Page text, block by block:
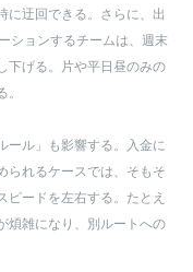
に迂回できる。さらに、出
ションするチームは、週末
下げる。片や平日昼のみの
ール」も影響する。入金に
られるケースでは、そもそ
ピードを左右する。たとえ
煩雑になり、別ルートへの